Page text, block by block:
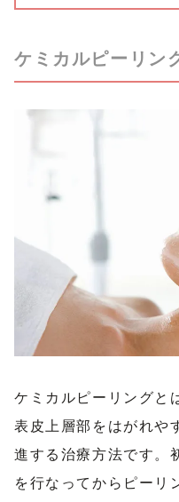
ケミカルピーリン
ケミカルピーリングと
表皮上層部をはがれや
進する治療方法です。
を行なってからピーリ